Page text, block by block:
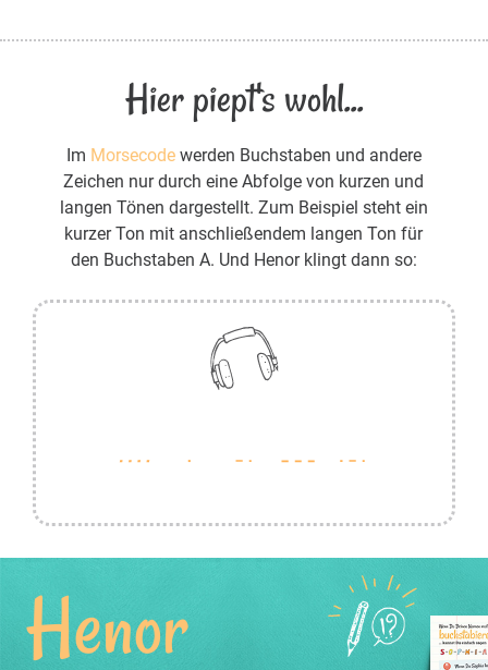
Hier piept's wohl...
Im Morsecodewerden Buchstaben und andere
Zeichen nur durch eine Abfolge von kurzen und
langen Tönen dargestellt. Zum Beispiel steht ein
kurzer Ton mit anschließendem langen Ton für
den Buchstaben A. Und Henor klingt dann so:
Henor